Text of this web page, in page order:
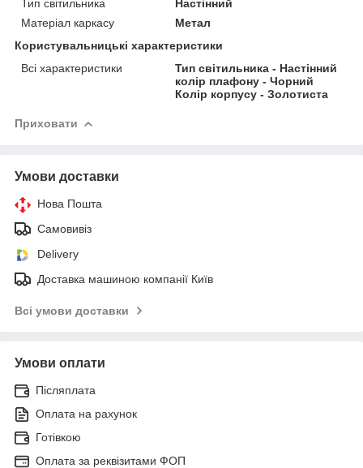
Тип світильника
Настінний
Матеріал каркасу
Метал
Користувальницькі характеристики
Всі характеристики
Тип світильника - Настінний
колір плафону - Чорний
Колір корпусу - Золотиста
Приховати
Умови доставки
Нова Пошта
Самовивіз
Delivery
Доставка машиною компанії Київ
Всі умови доставки
Умови оплати
Післяплата
Оплата на рахунок
Готівкою
Оплата за реквізитами ФОП